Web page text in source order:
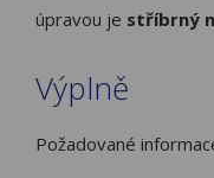
úpravou je stříbrný
Výplně
Požadované